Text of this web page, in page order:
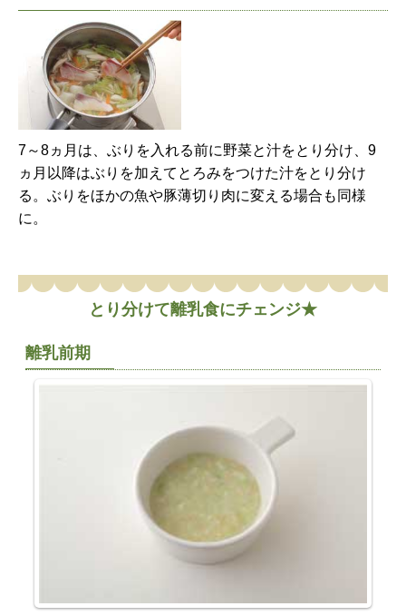
7～8ヵ月は、ぶりを入れる前に野菜と汁をとり分け、9
ヵ月以降はぶりを加えてとろみをつけた汁をとり分け
る。ぶりをほかの魚や豚薄切り肉に変える場合も同様
に。
とり分けて離乳食にチェンジ★
離乳前期